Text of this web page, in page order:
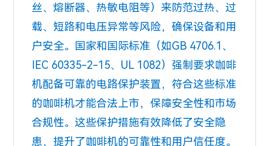
丝、熔断器、热敏电阻等）来防范过热、过
载、短路和电压异常等风险，确保设备和用
户安全。国家和国际标准（如GB 4706.1、
IEC 60335-2-15、UL 1082）强制要求咖啡
机配备可靠的电路保护装置，符合这些标准
的咖啡机才能合法上市，保障安全性和市场
合规性。这些保护措施有效降低了安全隐
患，提升了咖啡机的可靠性和用户信任度。